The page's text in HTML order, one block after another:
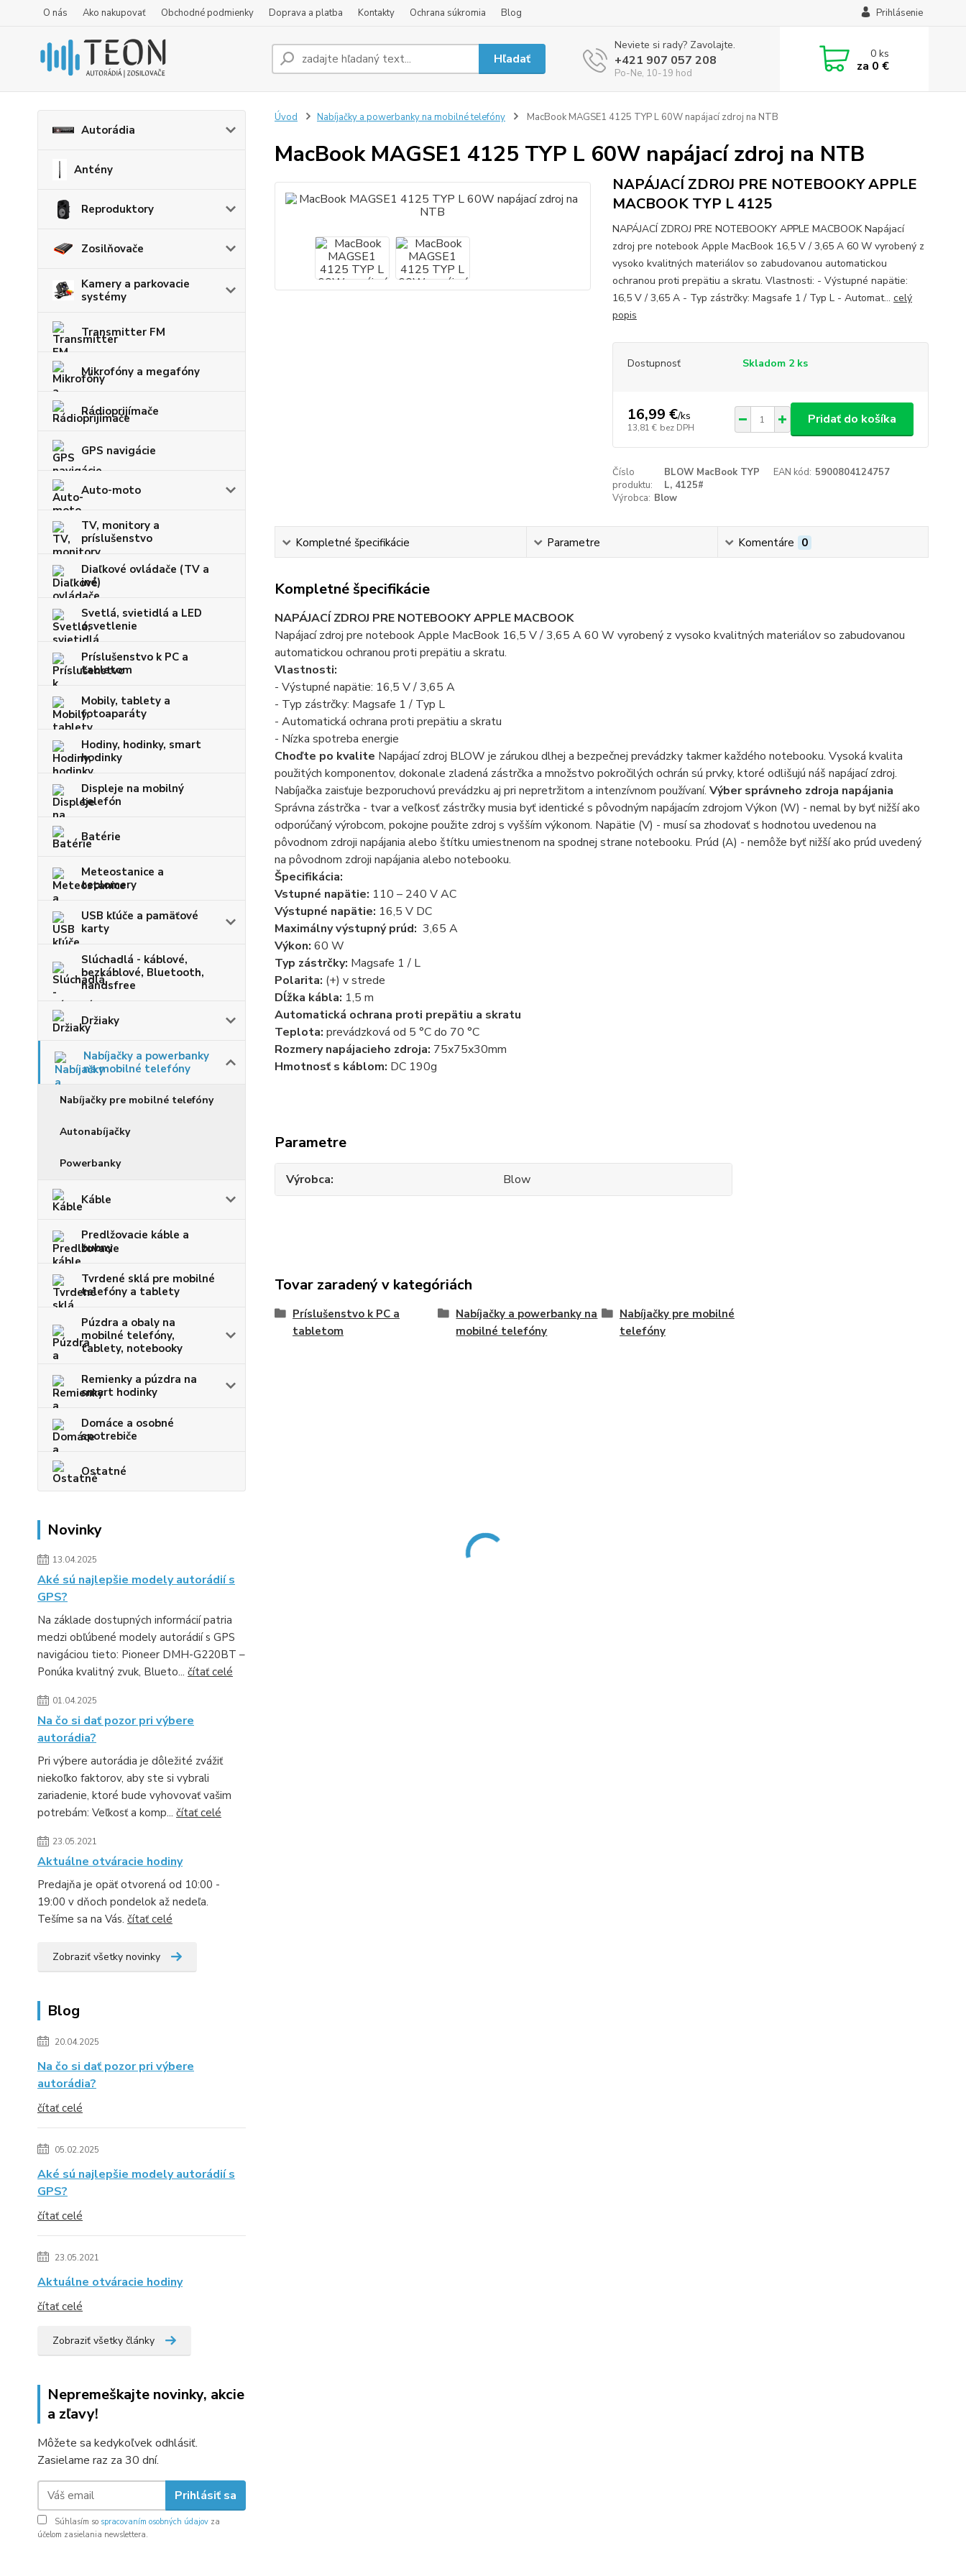
O nás Ako nakupovať Obchodné podmienky Doprava a platba Kontakty Ochrana súkromia Blog Prihlásenie
Hľadať
Neviete si rady? Zavolajte.
+421 907 057 208
Po-Ne, 10-19 hod
0ks
za 0 €
Autorádia
Antény
Reproduktory
Zosilňovače
Kamery a parkovacie
systémy
Transmitter FM
Mikrofóny a megafóny
Rádioprijímače
GPS navigácie
Auto-moto
TV, monitory a
príslušenstvo
Diaľkové ovládače (TV a
iné)
Svetlá, svietidlá a LED
osvetlenie
Príslušenstvo k PC a
tabletom
Mobily, tablety a
fotoaparáty
Hodiny, hodinky, smart
hodinky
Displeje na mobilný
telefón
Batérie
Meteostanice a
teplomery
USB kľúče a pamäťové
karty
Slúchadlá - káblové,
bezkáblové, Bluetooth,
handsfree
Držiaky
Nabíjačky a powerbanky
na mobilné telefóny
Nabíjačky pre mobilné telefóny
Autonabíjačky
Powerbanky
Káble
Predlžovacie káble a
bubny
Tvrdené sklá pre mobilné
telefóny a tablety
Púzdra a obaly na
mobilné telefóny,
tablety, notebooky
Remienky a púzdra na
smart hodinky
Domáce a osobné
spotrebiče
Ostatné
Novinky
13.04.2025
Aké sú najlepšie modely autorádií s
GPS?
Na základe dostupných informácií patria
medzi obľúbené modely autorádií s GPS
navigáciou tieto: Pioneer DMH-G220BT –
Ponúka kvalitný zvuk, Blueto... čítať celé
01.04.2025
Na čo si dať pozor pri výbere
autorádia?
Pri výbere autorádia je dôležité zvážiť
niekoľko faktorov, aby ste si vybrali
zariadenie, ktoré bude vyhovovať vašim
potrebám: Veľkosť a komp... čítať celé
23.05.2021
Aktuálne otváracie hodiny
Predajňa je opäť otvorená od 10:00 -
19:00 v dňoch pondelok až nedeľa.
Tešíme sa na Vás. čítať celé
Zobraziť všetky novinky
Blog
20.04.2025
Na čo si dať pozor pri výbere
autorádia?
čítať celé
05.02.2025
Aké sú najlepšie modely autorádií s
GPS?
čítať celé
23.05.2021
Aktuálne otváracie hodiny
čítať celé
Zobraziť všetky články
Nepremeškajte novinky, akcie
a zľavy!
Môžete sa kedykoľvek odhlásiť.
Zasielame raz za 30 dní.
Prihlásiť sa
Súhlasím so spracovaním osobných údajov za
účelom zasielania newslettera.
Úvod Nabíjačky a powerbanky na mobilné telefóny MacBook MAGSE1 4125 TYP L 60W napájací zdroj na NTB
MacBook MAGSE1 4125 TYP L 60W napájací zdroj na NTB
NAPÁJACÍ ZDROJ PRE NOTEBOOKY APPLE
MACBOOK TYP L 4125
NAPÁJACÍ ZDROJ PRE NOTEBOOKY APPLE MACBOOK Napájací
zdroj pre notebook Apple MacBook 16,5 V / 3,65 A 60 W vyrobený z
vysoko kvalitných materiálov so zabudovanou automatickou
ochranou proti prepätiu a skratu. Vlastnosti: - Výstupné napätie:
16,5 V / 3,65 A - Typ zástrčky: Magsafe 1 / Typ L - Automat... celý
popis
Dostupnosť Skladom 2 ks
16,99 €/ks
13,81 € bez DPH
Pridať do košíka
Číslo
produktu:
BLOW MacBook TYP
L, 4125#
EAN kód: 5900804124757
Výrobca: Blow
Kompletné špecifikácie Parametre Komentáre 0
Kompletné špecifikácie
NAPÁJACÍ ZDROJ PRE NOTEBOOKY APPLE MACBOOK
Napájací zdroj pre notebook Apple MacBook 16,5 V / 3,65 A 60 W vyrobený z vysoko kvalitných materiálov so zabudovanou
automatickou ochranou proti prepätiu a skratu.
Vlastnosti:
- Výstupné napätie: 16,5 V / 3,65 A
- Typ zástrčky: Magsafe 1 / Typ L
- Automatická ochrana proti prepätiu a skratu
- Nízka spotreba energie
Choďte po kvalite Napájací zdroj BLOW je zárukou dlhej a bezpečnej prevádzky takmer každého notebooku. Vysoká kvalita
použitých komponentov, dokonale zladená zástrčka a množstvo pokročilých ochrán sú prvky, ktoré odlišujú náš napájací zdroj.
Nabíjačka zaisťuje bezporuchovú prevádzku aj pri nepretržitom a intenzívnom používaní. Výber správneho zdroja napájania
Správna zástrčka - tvar a veľkosť zástrčky musia byť identické s pôvodným napájacím zdrojom Výkon (W) - nemal by byť nižší ako
odporúčaný výrobcom, pokojne použite zdroj s vyšším výkonom. Napätie (V) - musí sa zhodovať s hodnotou uvedenou na
pôvodnom zdroji napájania alebo štítku umiestnenom na spodnej strane notebooku. Prúd (A) - nemôže byť nižší ako prúd uvedený
na pôvodnom zdroji napájania alebo notebooku.
Špecifikácia:
Vstupné napätie: 110 – 240 V AC
Výstupné napätie: 16,5 V DC
Maximálny výstupný prúd: 3,65 A
Výkon: 60 W
Typ zástrčky: Magsafe 1 / L
Polarita: (+) v strede
Dĺžka kábla: 1,5 m
Automatická ochrana proti prepätiu a skratu
Teplota: prevádzková od 5 °C do 70 °C
Rozmery napájacieho zdroja: 75x75x30mm
Hmotnosť s káblom: DC 190g
Parametre
Výrobca Blow
Tovar zaradený v kategóriách
Príslušenstvo k PC a
tabletom
Nabíjačky a powerbanky na
mobilné telefóny
Nabíjačky pre mobilné
telefóny